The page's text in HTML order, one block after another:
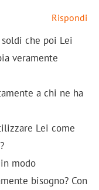
Rispondi
che poi Lei
veramente
a chi ne ha
Lei come
modo
bisogno? Con